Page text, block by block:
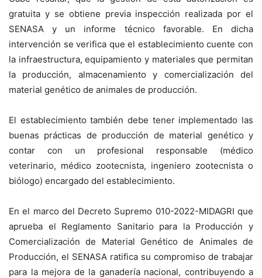
gratuita y se obtiene previa inspección realizada por el
SENASA y un informe técnico favorable. En dicha
intervención se verifica que el establecimiento cuente con
la infraestructura, equipamiento y materiales que permitan
la producción, almacenamiento y comercialización del
material genético de animales de producción.
El establecimiento también debe tener implementado las
buenas prácticas de producción de material genético y
contar con un profesional responsable (médico
veterinario, médico zootecnista, ingeniero zootecnista o
biólogo) encargado del establecimiento.
En el marco del Decreto Supremo 010-2022-MIDAGRI que
aprueba el Reglamento Sanitario para la Producción y
Comercialización de Material Genético de Animales de
Producción, el SENASA ratifica su compromiso de trabajar
para la mejora de la ganadería nacional, contribuyendo a